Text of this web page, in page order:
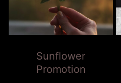
Sunflower
Promotion